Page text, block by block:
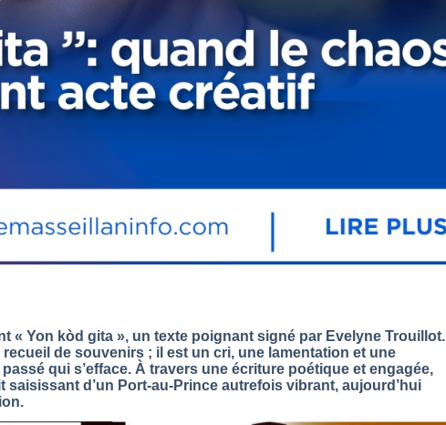
« Yon kòd gita », un texte poignant signé par Evelyne Trouillot.
de souvenirs ; il est un cri, une lamentation et une
qui s’efface. À travers une écriture poétique et engagée,
d’un Port-au-Prince autrefois vibrant, aujourd’hui